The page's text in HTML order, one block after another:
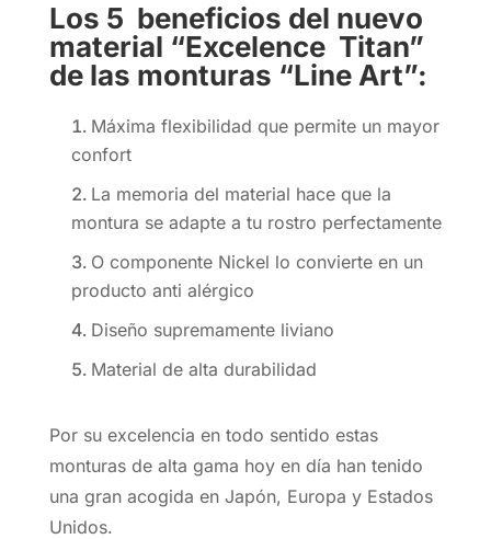
Los 5 beneficios del nuevo
material “Excelence Titan”
de las monturas “Line Art”:
Máxima flexibilidad que permite un mayor
confort
La memoria del material hace que la
montura se adapte a tu rostro perfectamente
O componente Nickel lo convierte en un
producto anti alérgico
Diseño supremamente liviano
Material de alta durabilidad
Por su excelencia en todo sentido estas
monturas de alta gama hoy en día han tenido
una gran acogida en Japón, Europa y Estados
Unidos.